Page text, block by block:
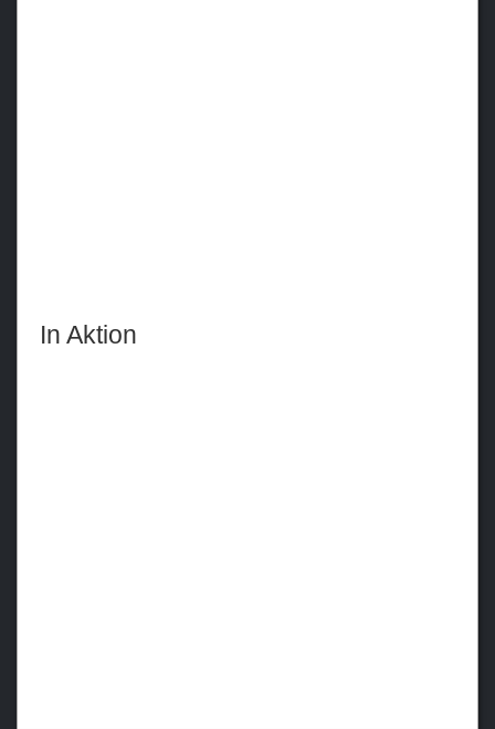
In Aktion